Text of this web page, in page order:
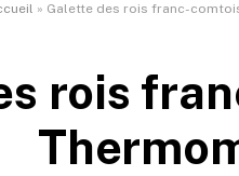
» Galette des rois franc-
rois